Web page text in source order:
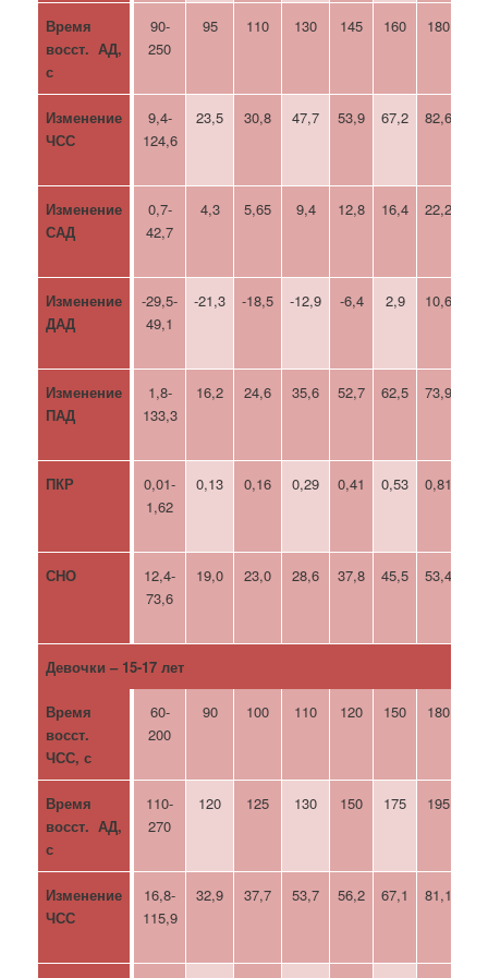
Время
восст. АД,
с
90-
250
95 110 130 145 160 180
Изменение
ЧСС
9,4-
124,6
23,5 30,8 47,7 53,9 67,2 82,6
Изменение
САД
0,7-
42,7
4,3 5,65 9,4 12,8 16,4 22,2
Изменение
ДАД
-29,5-
49,1
-21,3 -18,5 -12,9 -6,4 2,9 10,6
Изменение
ПАД
1,8-
133,3
16,2 24,6 35,6 52,7 62,5 73,9
ПКР
0,01-
1,62
0,13 0,16 0,29 0,41 0,53 0,81
СНО
12,4-
73,6
19,0 23,0 28,6 37,8 45,5 53,4
Девочки – 15-17 лет
Время
восст.
ЧСС, с
60-
200
90 100 110 120 150 180
Время
восст. АД,
с
110-
270
120 125 130 150 175 195
Изменение
ЧСС
16,8-
115,9
32,9 37,7 53,7 56,2 67,1 81,1